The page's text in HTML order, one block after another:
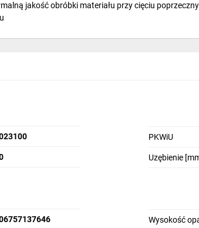
jakość obróbki materiału przy cięciu
PKWiU
Uzębienie
Wysokość